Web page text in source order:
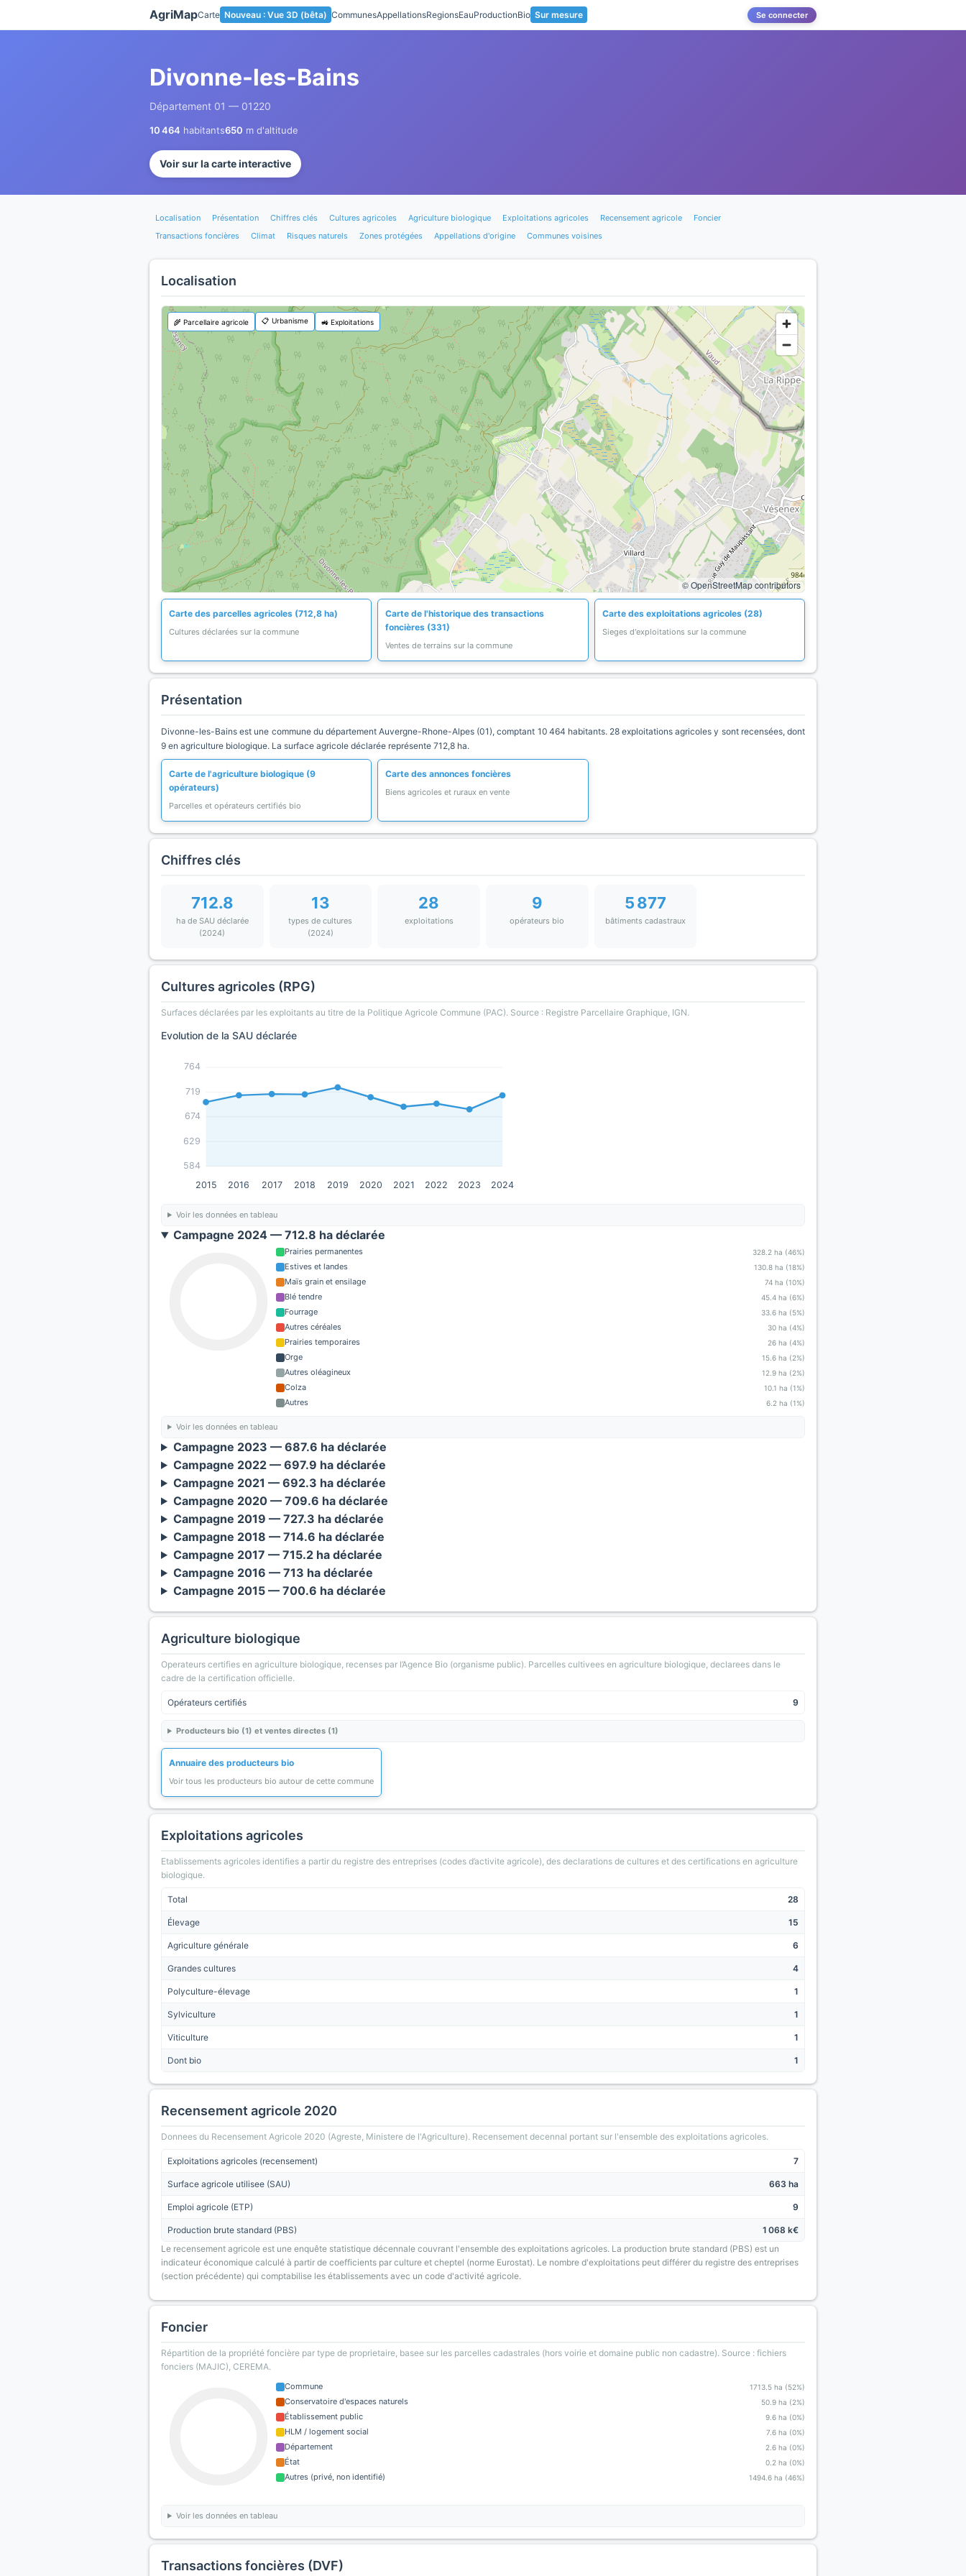
AgriMapCarte Nouveau : Vue 3D (bêta) CommunesAppellationsRegionsEauProductionBio Sur mesure Se connecter
Divonne-les-Bains
Département 01 — 01220
10 464 habitants650 m d'altitude
Voir sur la carte interactive
Localisation Présentation Chiffres clés Cultures agricoles Agriculture biologique Exploitations agricoles Recensement agricole
Foncier
Transactions foncières
Climat Risques naturels Zones protégées Appellations d'origine Communes voisines
Localisation
© OpenStreetMap contributors
🌾 Parcellaire agricole 📋 Urbanisme 🚜 Exploitations
Carte des parcelles agricoles (712,8 ha)
Cultures déclarées sur la commune
Carte de l'historique des transactions
foncières (331)
Ventes de terrains sur la commune
Carte des exploitations agricoles (28)
Sieges d'exploitations sur la commune
Présentation
Divonne-les-Bains est une commune du département Auvergne-Rhone-Alpes (01), comptant 10 464 habitants. 28 exploitations agricoles y sont recensées, dont
9 en agriculture biologique. La surface agricole déclarée représente 712,8 ha.
Carte de l'agriculture biologique (9
opérateurs)
Parcelles et opérateurs certifiés bio
Carte des annonces foncières
Biens agricoles et ruraux en vente
Chiffres clés
712.8
ha de SAU déclarée
(2024)
13
types de cultures
(2024)
28
exploitations
9
opérateurs bio
5 877
bâtiments cadastraux
Cultures agricoles (RPG)
Surfaces déclarées par les exploitants au titre de la Politique Agricole Commune (PAC). Source : Registre Parcellaire Graphique, IGN.
Evolution de la SAU déclarée
584
629
674
719
764
2015 2016 2017 2018 2019 2020 2021 2022 2023 2024
Voir les données en tableau
Campagne 2024 — 712.8 ha déclarée
Prairies permanentes 328.2 ha (46%)
Estives et landes 130.8 ha (18%)
Maïs grain et ensilage 74 ha (10%)
Blé tendre 45.4 ha (6%)
Fourrage 33.6 ha (5%)
Autres céréales 30 ha (4%)
Prairies temporaires 26 ha (4%)
Orge 15.6 ha (2%)
Autres oléagineux 12.9 ha (2%)
Colza 10.1 ha (1%)
Autres 6.2 ha (1%)
Voir les données en tableau
Campagne 2023 — 687.6 ha déclarée
Campagne 2022 — 697.9 ha déclarée
Campagne 2021 — 692.3 ha déclarée
Campagne 2020 — 709.6 ha déclarée
Campagne 2019 — 727.3 ha déclarée
Campagne 2018 — 714.6 ha déclarée
Campagne 2017 — 715.2 ha déclarée
Campagne 2016 — 713 ha déclarée
Campagne 2015 — 700.6 ha déclarée
Agriculture biologique
Operateurs certifies en agriculture biologique, recenses par l’Agence Bio (organisme public). Parcelles cultivees en agriculture biologique, declarees dans le
cadre de la certification officielle.
Opérateurs certifiés 9
Producteurs bio (1) et ventes directes (1)
Annuaire des producteurs bio
Voir tous les producteurs bio autour de cette commune
Exploitations agricoles
Etablissements agricoles identifies a partir du registre des entreprises (codes d’activite agricole), des declarations de cultures et des certifications en agriculture
biologique.
Total 28
Élevage 15
Agriculture générale 6
Grandes cultures 4
Polyculture-élevage 1
Sylviculture 1
Viticulture 1
Dont bio 1
Recensement agricole 2020
Donnees du Recensement Agricole 2020 (Agreste, Ministere de l'Agriculture). Recensement decennal portant sur l'ensemble des exploitations agricoles.
Exploitations agricoles (recensement) 7
Surface agricole utilisee (SAU) 663 ha
Emploi agricole (ETP) 9
Production brute standard (PBS)
1 068 k€
Le recensement agricole est une enquête statistique décennale couvrant l'ensemble des exploitations agricoles. La production brute standard (PBS) est un
indicateur économique calculé à partir de coefficients par culture et cheptel (norme Eurostat). Le nombre d'exploitations peut différer du registre des entreprises
(section précédente) qui comptabilise les établissements avec un code d'activité agricole.
Foncier
Répartition de la propriété foncière par type de proprietaire, basee sur les parcelles cadastrales (hors voirie et domaine public non cadastre). Source : fichiers
fonciers (MAJIC), CEREMA.
Commune 1713.5 ha (52%)
Conservatoire d'espaces naturels 50.9 ha (2%)
Établissement public 9.6 ha (0%)
HLM / logement social 7.6 ha (0%)
Département 2.6 ha (0%)
État 0.2 ha (0%)
Autres (privé, non identifié) 1494.6 ha (46%)
Voir les données en tableau
Transactions foncières (DVF)
Panneau de gestion des cookies